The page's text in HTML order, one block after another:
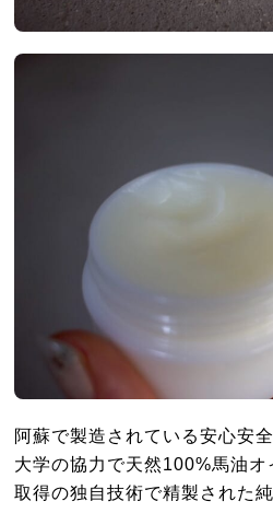
阿蘇で製造されている安心安
大学の協力で天然100%馬油
取得の独自技術で精製された